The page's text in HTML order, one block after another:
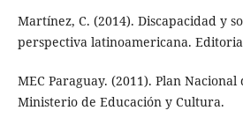
Martínez, C. (2014). Discapacidad y
perspectiva latinoamericana.
MEC Paraguay. (2011). Plan Nacional
Ministerio de Educación y Cultura.